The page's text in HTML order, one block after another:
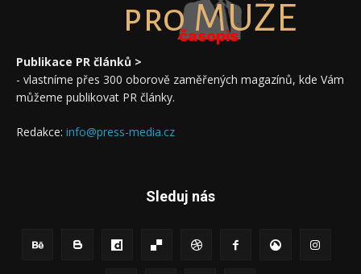
pro MUŽE
časopis
Publikace PR článků >
- vlastníme přes 300 oborově zaměřených magazínů, kde Vám
můžeme publikovat PR články.
Redakce: info@press-media.cz
Sleduj nás